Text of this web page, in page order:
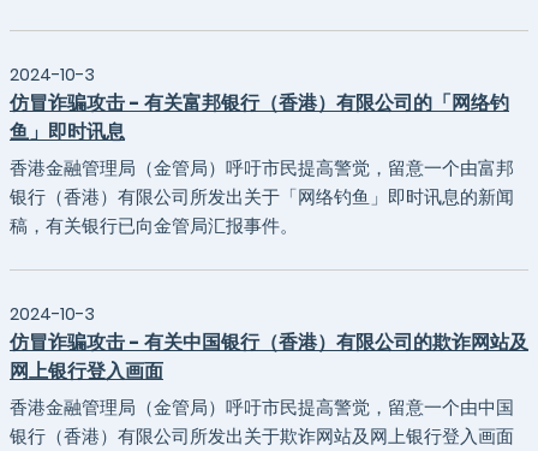
2024-10-3
仿冒诈骗攻击 - 有关富邦银行（香港）有限公司的「网络钓
鱼」即时讯息
香港金融管理局（金管局）呼吁市民提高警觉，留意一个由富邦
银行（香港）有限公司所发出关于「网络钓鱼」即时讯息的新闻
稿，有关银行已向金管局汇报事件。
2024-10-3
仿冒诈骗攻击 - 有关中国银行（香港）有限公司的欺诈网站及
网上银行登入画面
香港金融管理局（金管局）呼吁市民提高警觉，留意一个由中国
银行（香港）有限公司所发出关于欺诈网站及网上银行登入画面